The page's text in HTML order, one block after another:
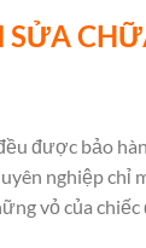
SỬA
được bảo
nghiệp chỉ
vỏ của